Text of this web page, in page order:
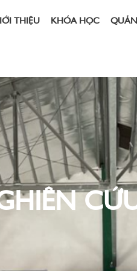
THIỆU KHÓA HỌC